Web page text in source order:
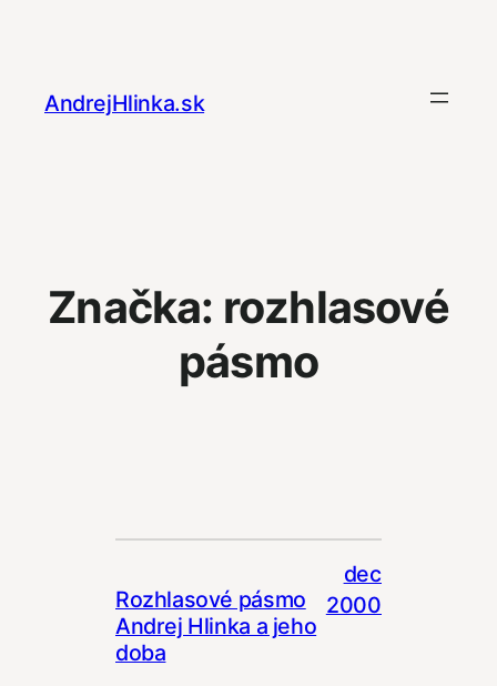
AndrejHlinka.sk
Značka: rozhlasové
pásmo
Rozhlasové pásmo
Andrej Hlinka a jeho
doba
dec
2000